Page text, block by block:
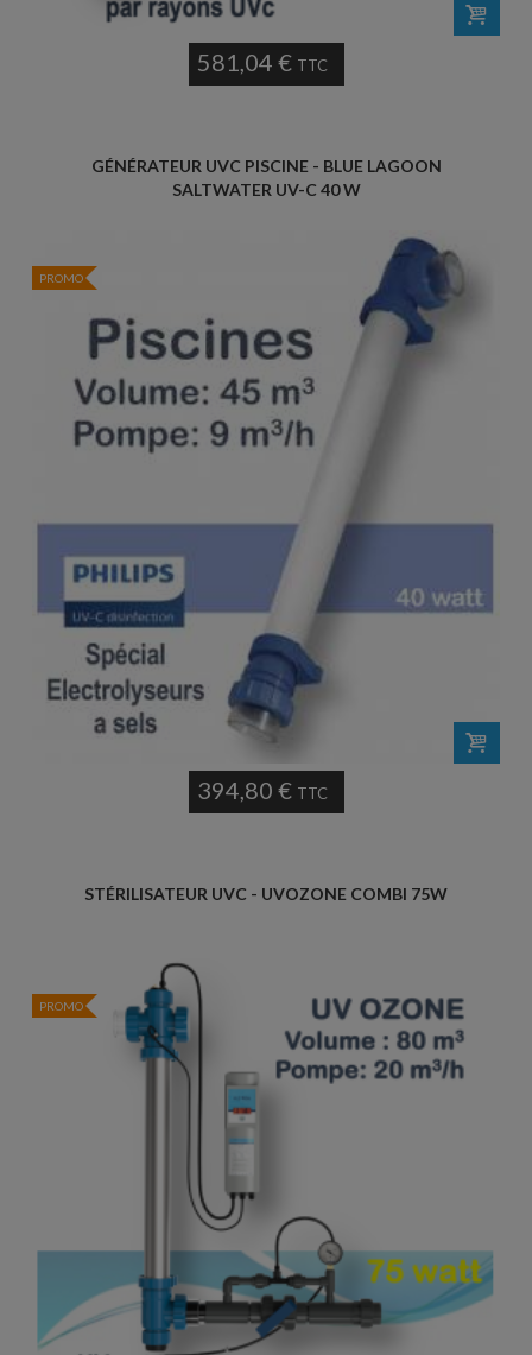
581,04 € TTC
GÉNÉRATEUR UVC PISCINE - BLUE LAGOON
SALTWATER UV-C 40 W
PROMO
394,80 € TTC
STÉRILISATEUR UVC - UVOZONE COMBI 75W
PROMO